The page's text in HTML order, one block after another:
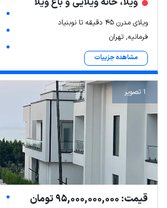
ویلای مدرن 45 دقیقه تا نوبنیاد
فرمانیه, تهران
مشاهده جزییات
1 تصویر
قیمت: 95,000,000,000 تومان